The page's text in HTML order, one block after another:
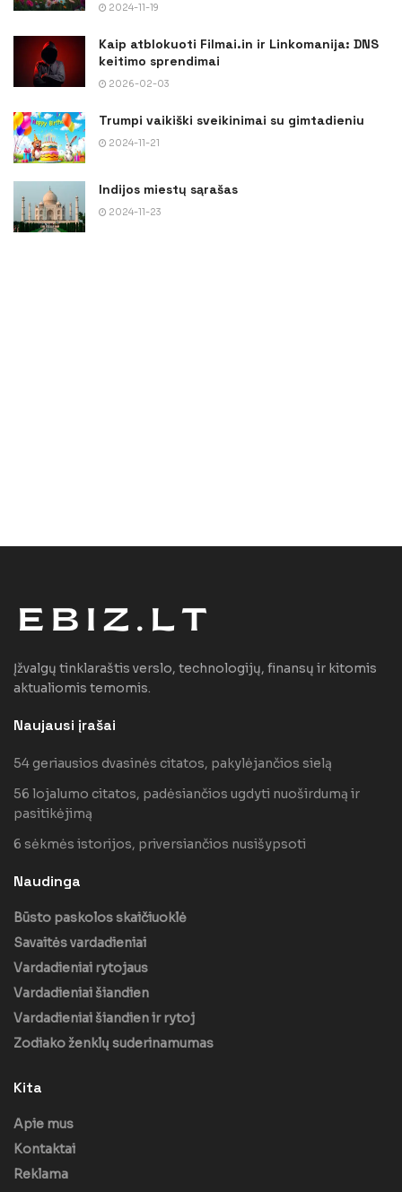
2024-11-19
Kaip atblokuoti Filmai.in ir Linkomanija: DNS
keitimo sprendimai
2026-02-03
Trumpi vaikiški sveikinimai su gimtadieniu
2024-11-21
Indijos miestų sąrašas
2024-11-23
Įžvalgų tinklaraštis verslo, technologijų, finansų ir kitomis
aktualiomis temomis.
Naujausi įrašai
54 geriausios dvasinės citatos, pakylėjančios sielą
56 lojalumo citatos, padėsiančios ugdyti nuoširdumą ir
pasitikėjimą
6 sėkmės istorijos, priversiančios nusišypsoti
Naudinga
Būsto paskolos skaičiuoklė
Savaitės vardadieniai
Vardadieniai rytojaus
Vardadieniai šiandien
Vardadieniai šiandien ir rytoj
Zodiako ženklų suderinamumas
Kita
Apie mus
Kontaktai
Reklama